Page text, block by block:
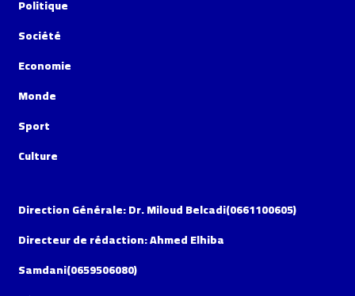
Politique
Société
Economie
Monde
Sport
Culture
Direction Générale: Dr. Miloud Belcadi(0661100605)
Directeur de rédaction: Ahmed Elhiba
Samdani(0659506080)